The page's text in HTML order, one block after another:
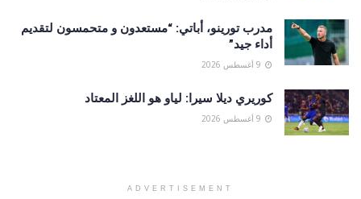
مدرب تورينو، أباتي: “مستعدون و متحمسون لتقديم
أداء جيد”
كوريري ديلا سيرا: لياو هو اللغز المعتاد
ADVERTISEMENT